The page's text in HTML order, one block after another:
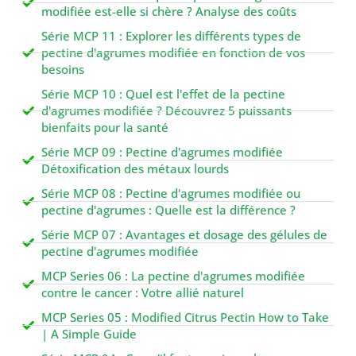
modifiée est-elle si chère ? Analyse des coûts
Série MCP 11 : Explorer les différents types de
pectine d'agrumes modifiée en fonction de vos
besoins
Série MCP 10 : Quel est l'effet de la pectine
d'agrumes modifiée ? Découvrez 5 puissants
bienfaits pour la santé
Série MCP 09 : Pectine d'agrumes modifiée
Détoxification des métaux lourds
Série MCP 08 : Pectine d'agrumes modifiée ou
pectine d'agrumes : Quelle est la différence ?
Série MCP 07 : Avantages et dosage des gélules de
pectine d'agrumes modifiée
MCP Series 06 : La pectine d'agrumes modifiée
contre le cancer : Votre allié naturel
MCP Series 05 : Modified Citrus Pectin How to Take
| A Simple Guide